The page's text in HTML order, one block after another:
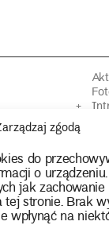
zgodą
do
o
jak
stronie. Brak
wpłynąć na
Narodowe we